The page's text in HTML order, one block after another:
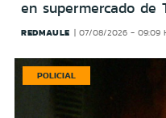
en supermercado de
REDMAULE 07/08/2026 - 09:09
POLICIAL